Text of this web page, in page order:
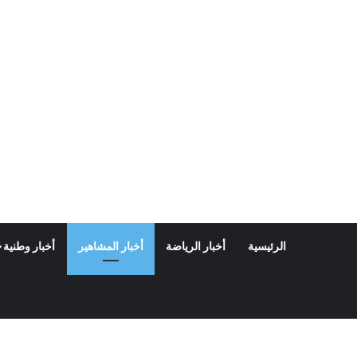
الرئيسية أخبار الرياضة أخبار المشاهير أخبار وطنية